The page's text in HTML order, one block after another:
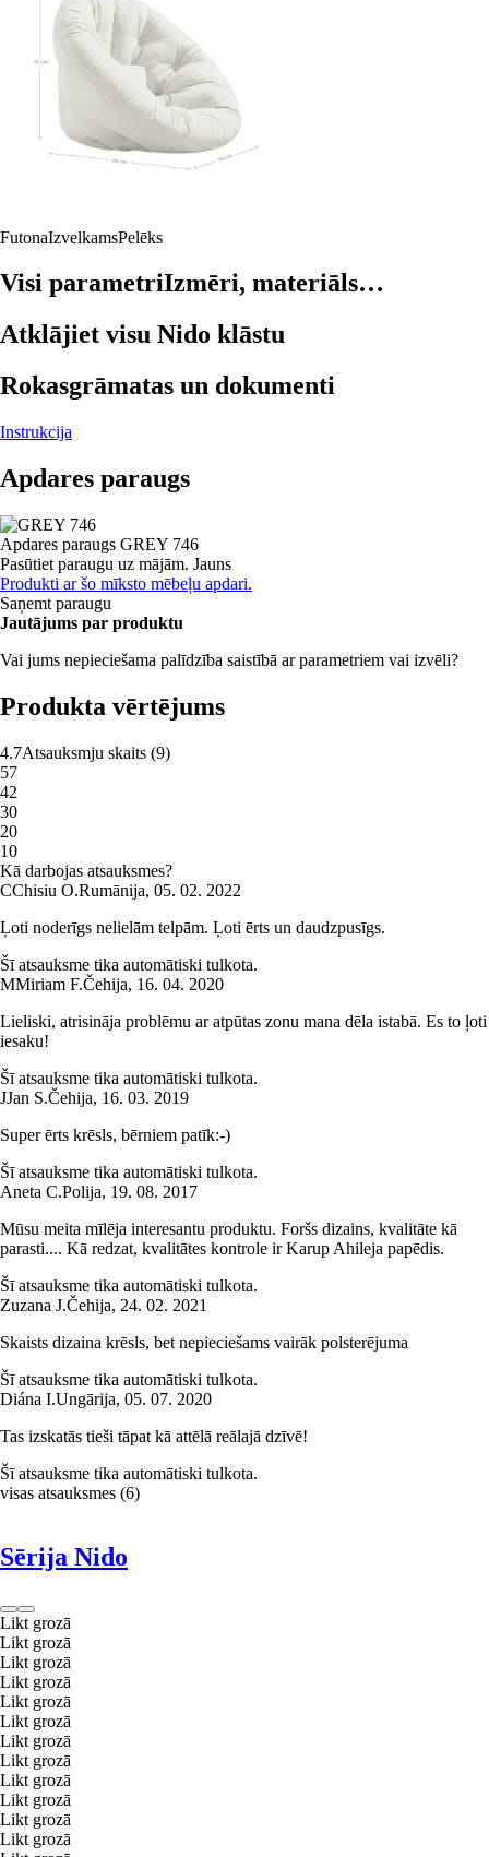
FutonaIzvelkamsPelēks
Visi parametriIzmēri, materiāls…
Atklājiet visu Nido klāstu
Rokasgrāmatas un dokumenti
Instrukcija
Apdares paraugs
Apdares paraugs GREY 746
Pasūtiet paraugu uz mājām. Jauns
Produkti ar šo mīksto mēbeļu apdari.
Saņemt paraugu
Jautājums par produktu
Vai jums nepieciešama palīdzība saistībā ar parametriem vai izvēli?
Produkta vērtējums
4.7Atsauksmju skaits (9)
57
42
30
20
10
Kā darbojas atsauksmes?
CChisiu O.Rumānija, 05. 02. 2022
Ļoti noderīgs nelielām telpām. Ļoti ērts un daudzpusīgs.
Šī atsauksme tika automātiski tulkota.
MMiriam F.Čehija, 16. 04. 2020
Lieliski, atrisināja problēmu ar atpūtas zonu mana dēla istabā. Es to ļoti
iesaku!
Šī atsauksme tika automātiski tulkota.
JJan S.Čehija, 16. 03. 2019
Super ērts krēsls, bērniem patīk:-)
Šī atsauksme tika automātiski tulkota.
Aneta C.Polija, 19. 08. 2017
Mūsu meita mīlēja interesantu produktu. Foršs dizains, kvalitāte kā
parasti.... Kā redzat, kvalitātes kontrole ir Karup Ahileja papēdis.
Šī atsauksme tika automātiski tulkota.
Zuzana J.Čehija, 24. 02. 2021
Skaists dizaina krēsls, bet nepieciešams vairāk polsterējuma
Šī atsauksme tika automātiski tulkota.
Diána I.Ungārija, 05. 07. 2020
Tas izskatās tieši tāpat kā attēlā reālajā dzīvē!
Šī atsauksme tika automātiski tulkota.
visas atsauksmes (6)
Sērija Nido
Likt grozā
Likt grozā
Likt grozā
Likt grozā
Likt grozā
Likt grozā
Likt grozā
Likt grozā
Likt grozā
Likt grozā
Likt grozā
Likt grozā